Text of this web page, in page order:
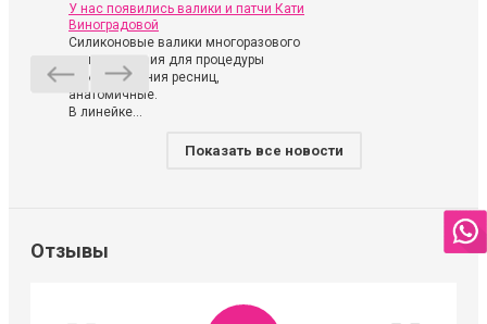
У нас появились валики и патчи Кати
Виноградовой
Силиконовые валики многоразового
использования для процедуры
ламинирования ресниц,
анатомичные.
В линейке...
Показать все новости
Отзывы